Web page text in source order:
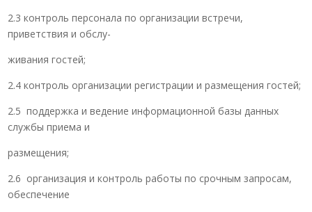
2.3 контроль персонала по организации встречи,
приветствия и обслу-
живания гостей;
2.4 контроль организации регистрации и размещения гостей;
2.5 поддержка и ведение информационной базы данных
службы приема и
размещения;
2.6 организация и контроль работы по срочным запросам,
обеспечение